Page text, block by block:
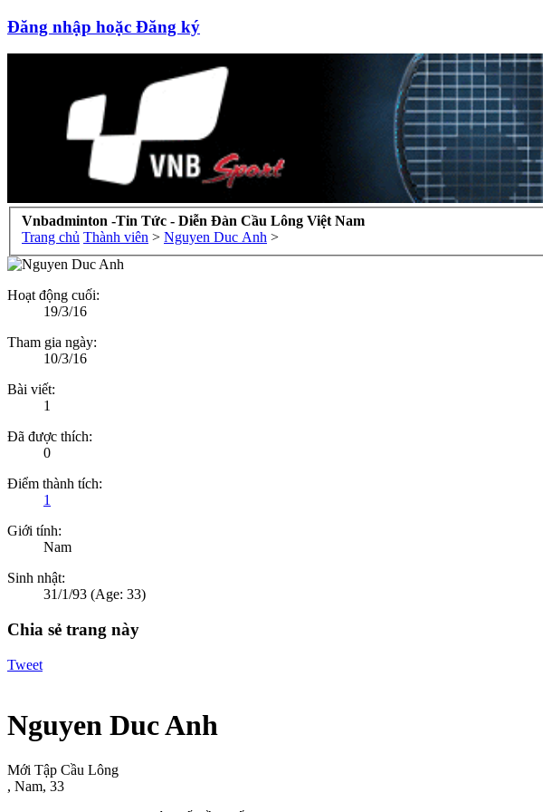
Đăng nhập hoặc Đăng ký
Vnbadminton -Tin Tức - Diễn Đàn Cầu Lông Việt Nam
Trang chủ Thành viên > Nguyen Duc Anh >
Hoạt động cuối:
19/3/16
Tham gia ngày:
10/3/16
Bài viết:
1
Đã được thích:
0
Điểm thành tích:
1
Giới tính:
Nam
Sinh nhật:
31/1/93 (Age: 33)
Chia sẻ trang này
Tweet
Nguyen Duc Anh
Mới Tập Cầu Lông
, Nam, 33